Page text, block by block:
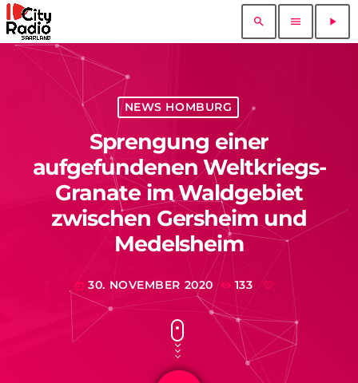
search menu play_arrow
NEWS HOMBURG
Sprengung einer
aufgefundenen Weltkriegs-
Granate im Waldgebiet
zwischen Gersheim und
Medelsheim
today 30. NOVEMBER 2020 133